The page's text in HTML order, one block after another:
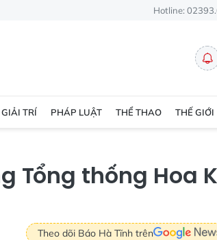
Hotline:
TRÍ PHÁP LUẬT THỂ THAO THẾ GIỚI
Tổng thống Hoa
Theo dõi Báo Hà Tĩnh trên